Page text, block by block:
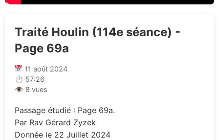
Traité Houlin (114e séance) -
Page 69a
11 août 2024
⏱ 57:26
👁 8 vues
Passage étudié : Page 69a.
Par Rav Gérard Zyzek
Donnée le 22 Juillet 2024